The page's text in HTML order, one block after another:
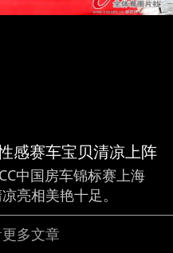
感赛车宝贝清凉上阵
中国房车锦标赛上海
亮相美艳十足。
多文章